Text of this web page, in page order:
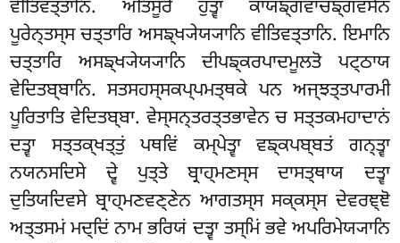
ਵੀਤਿਵਤ੍ਤਾਨਿ. ਅਤਿਸੂਰੋ ਹੁਤ੍ਵਾ ਕਾਯਙ੍ਗਵਾਚਙ੍ਗਵਸੇਨ
ਪੂਰੇਨ੍ਤਸ੍ਸ ਚਤ੍ਤਾਰਿ ਅਸਙ੍ਖ੍ਯੇਯ੍ਯਾਨਿ ਵੀਤਿਵਤ੍ਤਾਨਿ. ਇਮਾਨਿ
ਚਤ੍ਤਾਰਿ ਅਸਙ੍ਖ੍ਯੇਯ੍ਯਾਨਿ ਦੀਪਙ੍ਕਰਪਾਦਮੂਲਤੋ ਪਟ੍ਠਾਯ
ਵੇਦਿਤਬ੍ਬਾਨਿ. ਸਤਸਹਸ੍ਸਕਪ੍ਪਮਤ੍ਥਕੇ ਪਨ ਅਜ੍ਝਤ੍ਤਪਾਰਮੀ
ਪੂਰਿਤਾਤਿ ਵੇਦਿਤਬ੍ਬਾ. ਵੇਸ੍ਸਨ੍ਤਰਤ੍ਤਭਾਵੇਨ ਚ ਸਤ੍ਤਕਮਹਾਦਾਨਂ
ਦਤ੍ਵਾ ਸਤ੍ਤਕ੍ਖਤ੍ਤੁਂ ਪਥਵਿਂ ਕਮ੍ਪੇਤ੍ਵਾ ਵਙ੍ਕਪਬ੍ਬਤਂ ਗਨ੍ਤ੍ਵਾ
ਨਯਨਸਦਿਸੇ ਦ੍ਵੇ ਪੁਤ੍ਤੇ ਬ੍ਰਾਹ੍ਮਣਸ੍ਸ ਦਾਸਤ੍ਥਾਯ ਦਤ੍ਵਾ
ਦੁਤਿਯਦਿਵਸੇ ਬ੍ਰਾਹ੍ਮਣਵਣ੍ਣੇਨ ਆਗਤਸ੍ਸ ਸਕ੍ਕਸ੍ਸ ਦੇਵਰਞ੍ਞੋ
ਅਤ੍ਤਸਮਂ ਮਦ੍ਦਿਂ ਨਾਮ ਭਰਿਯਂ ਦਤ੍ਵਾ ਤਸ੍ਮਿਂ ਭਵੇ ਅਪਰਿਮੇਯ੍ਯਾਨਿ